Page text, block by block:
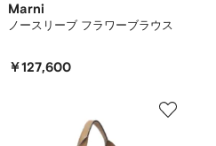
Marni
ノースリーブ フラワーブラウス
￥127,600